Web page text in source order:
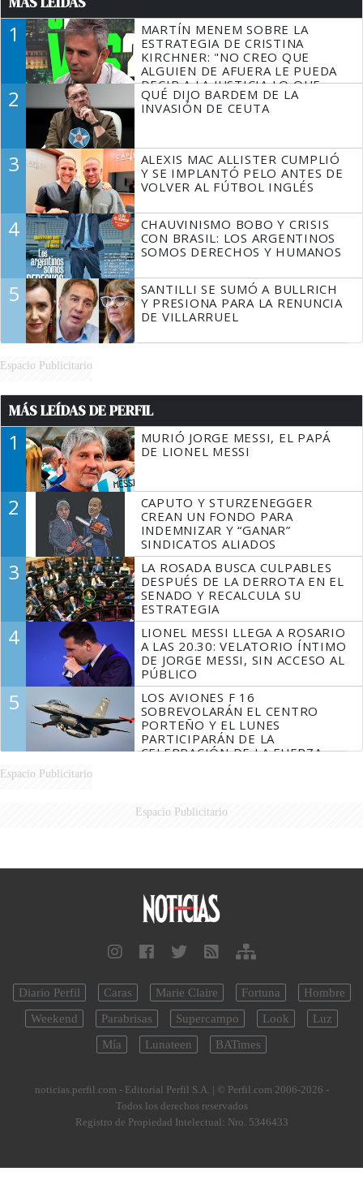
1
MARTÍN MENEM SOBRE LA
ESTRATEGIA DE CRISTINA
KIRCHNER: "NO CREO QUE
ALGUIEN DE AFUERA LE PUEDA
DECIR A LA JUSTICIA LO QUE
TIENE QUE HACER"
2
QUÉ DIJO BARDEM DE LA
INVASIÓN DE CEUTA
3
ALEXIS MAC ALLISTER CUMPLIÓ
Y SE IMPLANTÓ PELO ANTES DE
VOLVER AL FÚTBOL INGLÉS
4
CHAUVINISMO BOBO Y CRISIS
CON BRASIL: LOS ARGENTINOS
SOMOS DERECHOS Y HUMANOS
5
SANTILLI SE SUMÓ A BULLRICH
Y PRESIONA PARA LA RENUNCIA
DE VILLARRUEL
Espacio Publicitario
MÁS LEÍDAS DE PERFIL
1
MURIÓ JORGE MESSI, EL PAPÁ
DE LIONEL MESSI
2
CAPUTO Y STURZENEGGER
CREAN UN FONDO PARA
INDEMNIZAR Y “GANAR”
SINDICATOS ALIADOS
3
LA ROSADA BUSCA CULPABLES
DESPUÉS DE LA DERROTA EN EL
SENADO Y RECALCULA SU
ESTRATEGIA
4
LIONEL MESSI LLEGA A ROSARIO
A LAS 20.30: VELATORIO ÍNTIMO
DE JORGE MESSI, SIN ACCESO AL
PÚBLICO
5
LOS AVIONES F 16
SOBREVOLARÁN EL CENTRO
PORTEÑO Y EL LUNES
PARTICIPARÁN DE LA
CELEBRACIÓN DE LA FUERZA
Espacio Publicitario
Espacio Publicitario
Diario Perfil Caras Marie Claire Fortuna
Hombre
Weekend
Parabrisas Supercampo Look
Luz
Mía
Lunateen BATimes
noticias.perfil.com - Editorial Perfil S.A. | © Perfil.com 2006-2026 -
Todos los derechos reservados
Registro de Propiedad Intelectual: Nro. 5346433